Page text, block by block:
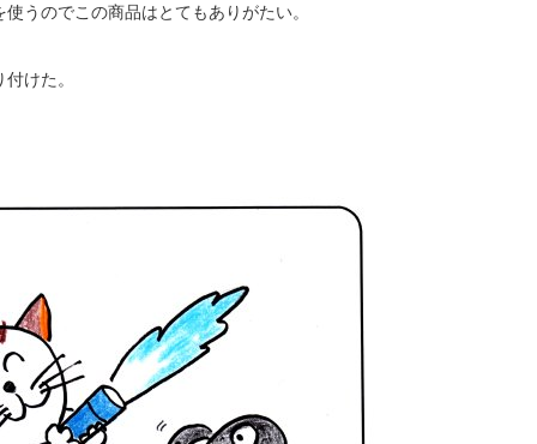
うのでこの商品はとてもありがたい。
けた。